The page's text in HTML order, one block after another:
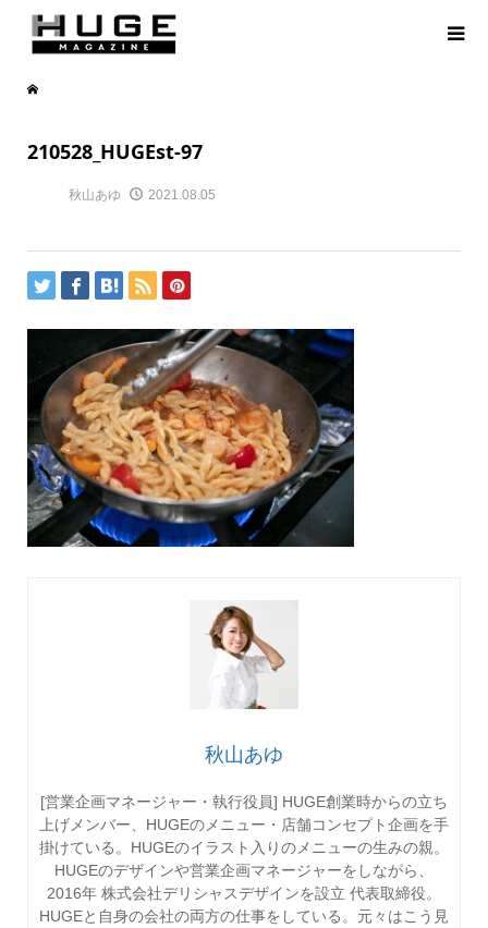
210528_HUGEst-97
秋山あゆ 2021.08.05
秋山あゆ
[営業企画マネージャー・執行役員] HUGE創業時からの立ち
上げメンバー、HUGEのメニュー・店舗コンセプト企画を手
掛けている。HUGEのイラスト入りのメニューの生みの親。
HUGEのデザインや営業企画マネージャーをしながら、
2016年 株式会社デリシャスデザインを設立 代表取締役。
HUGEと自身の会社の両方の仕事をしている。元々はこう見